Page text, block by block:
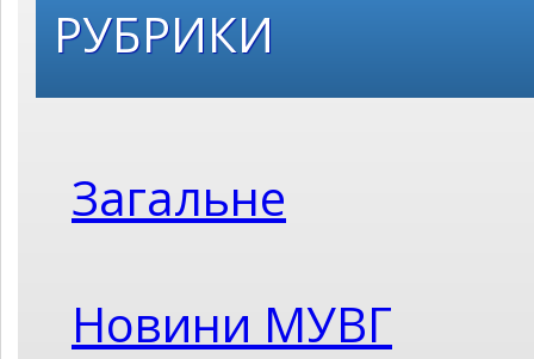
РУБРИКИ
Загальне
Новини МУВГ